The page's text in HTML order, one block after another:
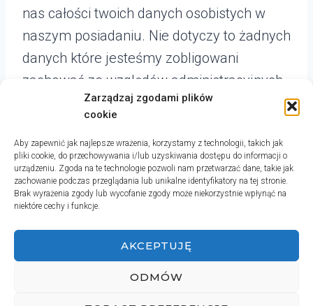
Zarządzaj zgodami plików
cookie
Aby zapewnić jak najlepsze wrażenia, korzystamy z technologii, takich jak
pliki cookie, do przechowywania i/lub uzyskiwania dostępu do informacji o
urządzeniu. Zgoda na te technologie pozwoli nam przetwarzać dane, takie jak
zachowanie podczas przeglądania lub unikalne identyfikatory na tej stronie.
Brak wyrażenia zgody lub wycofanie zgody może niekorzystnie wpłynąć na
niektóre cechy i funkcje.
AKCEPTUJĘ
ODMÓW
nas całości twoich danych osobistych w
naszym posiadaniu. Nie dotyczy to żadnych
danych które jesteśmy zobligowani
zachować ze względów administracyjnych,
prawnych albo bezpieczeństwa.
Gdzie wysłamy twoje dane
Komentarze gości mogą być sprawdzane
wykrywania spamu.